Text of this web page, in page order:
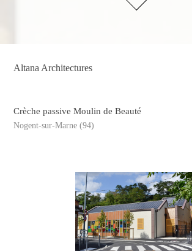
Altana Architectures
Crèche passive Moulin de Beauté
Nogent-sur-Marne (94)